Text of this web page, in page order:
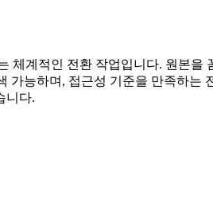
체계적인 전환 작업입니다. 원본을
가능하며, 접근성 기준을 만족하는
니다.